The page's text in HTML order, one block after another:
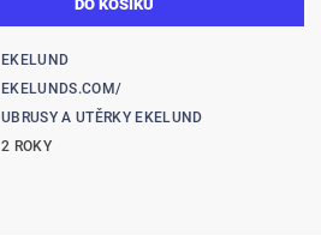
EKELUND
EKELUNDS.COM/
UBRUSY A UTĚRKY EKELUND
2 ROKY